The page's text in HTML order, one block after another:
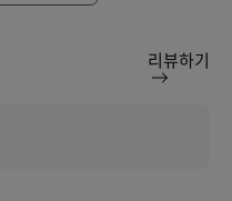
리뷰하기